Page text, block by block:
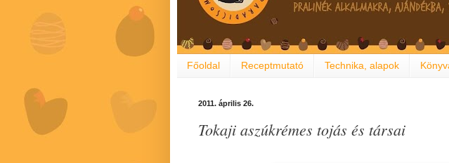
Főoldal Receptmutató Technika, alapok
2011. április 26.
Tokaji aszúkrémes tojás és társai